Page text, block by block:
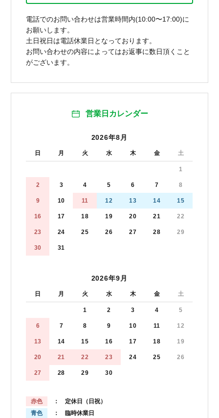
電話でのお問い合わせは営業時間内(10:00〜17:00)に
お願いします。
土日祝日は電話休業日となっております。
お問い合わせの内容によってはお返事に数日頂くこと
がございます。
営業日カレンダー
2026年8月
日 月 火 水 木 金 土
1
2 3 4 5 6 7 8
9 10 11 12 13 14 15
16 17 18 19 20 21 22
23 24 25 26 27 28 29
30 31
2026年9月
日 月 火 水 木 金 土
1 2 3 4 5
6 7 8 9 10 11 12
13 14 15 16 17 18 19
20 21 22 23 24 25 26
27 28 29 30
赤色
： 定休日（日祝）
青色
： 臨時休業日